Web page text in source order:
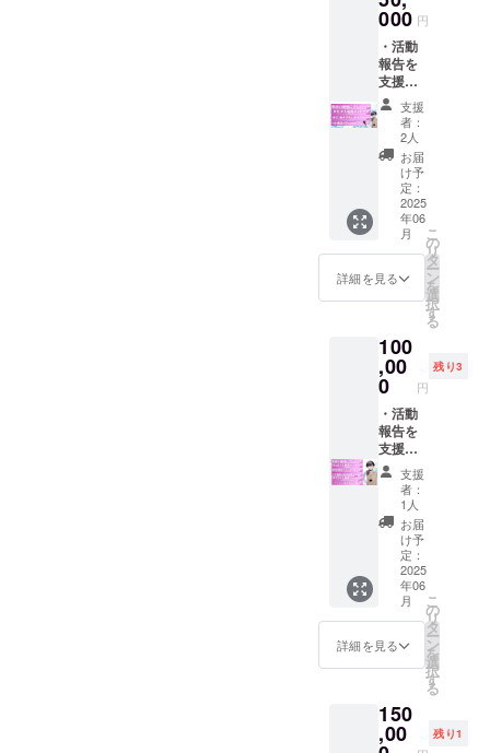
セージ
(前半の
み) ・
【限
定】書
き下ろ
しタペ
スト
リー ※
掲載を
希望さ
れるお
名前を
備考欄
にご入
力くだ
詳細 ・
収録時
間：1分
間 ・提
供方
法：
メール
にURL
を記載
いたし
ます 書
き下ろ
しタペ
スト
リー詳
細 ・商
品サイ
ズ：
000 円
・活動
報告を
支援者
限定で
公開 ・
動画の
最後に
クレ
ジット
(※公序
良俗に
反する
名前は
不可) ・
【限
定】お
メッ
セージ
(前半の
み) ・
【限
定】書
き下ろ
しタペ
スト
リー ・
5分個人
通話
+Discor
dフレン
ド ※掲
載を希
望され
るお名
前を備
考欄に
くださ
い お礼
メッ
支援
者：
2人
お届
け予
定：
2025
年06
月
詳細を見る
こ
の
リ
タ
ー
ン
を
選
択
す
る
100
,00
0 円
残り3
・活動
報告を
支援者
限定で
公開 ・
動画の
最後に
クレ
ジット
(※公序
良俗に
反する
名前は
不可) ・
【限
定】お
メッ
セージ
(前半の
支援
者：
1人
お届
け予
定：
2025
年06
月
詳細を見る
こ
の
リ
タ
ー
ン
を
選
択
す
る
150
,00 残り1